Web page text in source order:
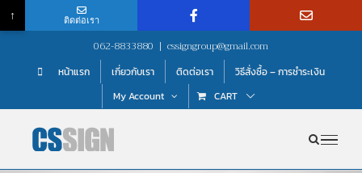
content
062-8833880 | cssigngroup@gmail.com
หน้าแรก เกี่ยวกับเรา ติดต่อเรา
วิธีสั่งซื้อ – การชำระเงิน
My Account
CART
↑ ติดต่อเรา